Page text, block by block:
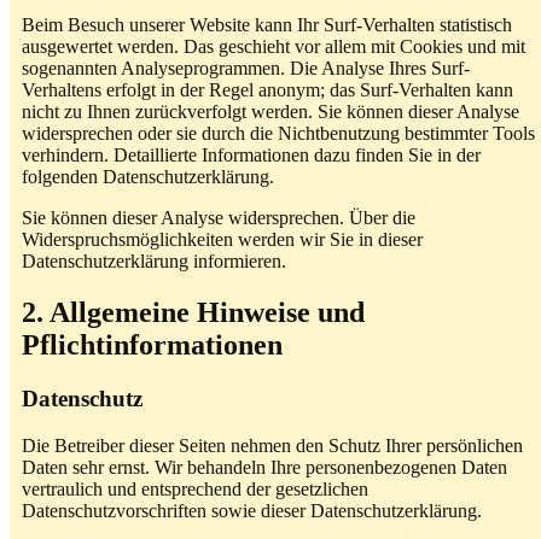
Beim Besuch unserer Website kann Ihr Surf-Verhalten statistisch
ausgewertet werden. Das geschieht vor allem mit Cookies und mit
sogenannten Analyseprogrammen. Die Analyse Ihres Surf-
Verhaltens erfolgt in der Regel anonym; das Surf-Verhalten kann
nicht zu Ihnen zurückverfolgt werden. Sie können dieser Analyse
widersprechen oder sie durch die Nichtbenutzung bestimmter Tools
verhindern. Detaillierte Informationen dazu finden Sie in der
folgenden Datenschutzerklärung.
Sie können dieser Analyse widersprechen. Über die
Widerspruchsmöglichkeiten werden wir Sie in dieser
Datenschutzerklärung informieren.
2. Allgemeine Hinweise und
Pflichtinformationen
Datenschutz
Die Betreiber dieser Seiten nehmen den Schutz Ihrer persönlichen
Daten sehr ernst. Wir behandeln Ihre personenbezogenen Daten
vertraulich und entsprechend der gesetzlichen
Datenschutzvorschriften sowie dieser Datenschutzerklärung.